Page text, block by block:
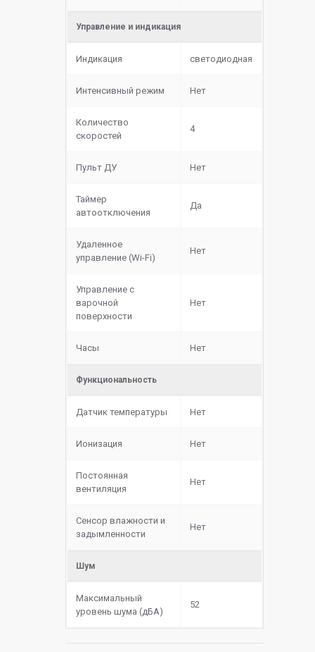
Управление и индикация
Индикация светодиодная
Интенсивный режим Нет
Количество
скоростей
4
Пульт ДУ Нет
Таймер
автоотключения
Да
Удаленное
управление (Wi-Fi)
Нет
Управление с
варочной
поверхности
Нет
Часы Нет
Функциональность
Датчик температуры Нет
Ионизация Нет
Постоянная
вентиляция
Нет
Сенсор влажности и
задымленности
Нет
Шум
Максимальный
уровень шума (дБА)
52